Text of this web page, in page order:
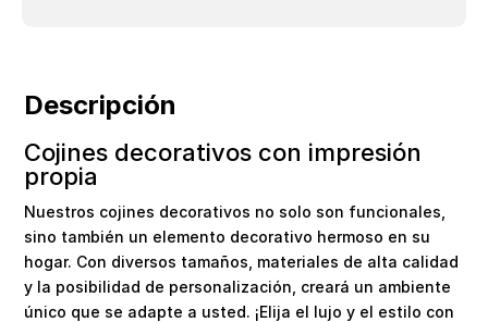
Descripción
Cojines decorativos con impresión
propia
Nuestros cojines decorativos no solo son funcionales,
sino también un elemento decorativo hermoso en su
hogar. Con diversos tamaños, materiales de alta calidad
y la posibilidad de personalización, creará un ambiente
único que se adapte a usted. ¡Elija el lujo y el estilo con